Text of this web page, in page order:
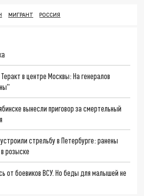
МИГРАНТ РОССИЯ
в центре Москвы: На генералов
вынесли приговор за смертельный
стрельбу в Петербурге: ранены
розыске
от боевиков ВСУ. Но беды для малышей не